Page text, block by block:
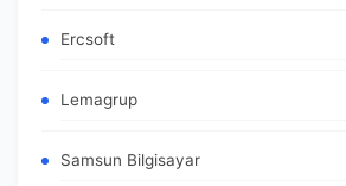
Ercsoft
Lemagrup
Samsun Bilgisayar